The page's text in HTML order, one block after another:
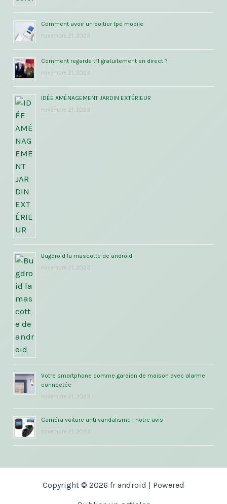
Comment avoir un boitier tpe mobile
novembre 21, 2023
Comment regarde tf1 gratuitement en direct ?
novembre 21, 2023
IDÉE AMÉNAGEMENT JARDIN EXTÉRIEUR
novembre 21, 2023
Bugdroid la mascotte de android
novembre 21, 2023
Votre smartphone comme gardien de maison avec alarme
connectée
novembre 21, 2023
Caméra voiture anti vandalisme : notre avis
novembre 21, 2023
Copyright © 2026 fr android | Powered